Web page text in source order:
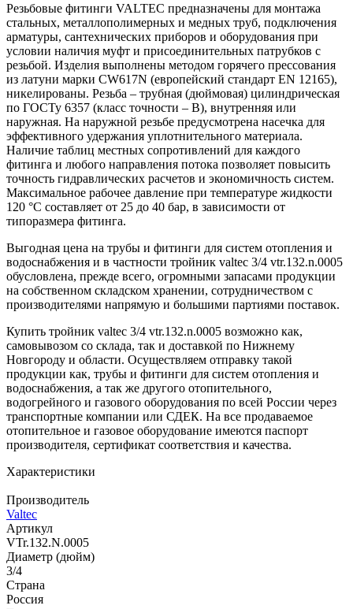
Резьбовые фитинги VALTEC предназначены для монтажа
стальных, металлополимерных и медных труб, подключения
арматуры, сантехнических приборов и оборудования при
условии наличия муфт и присоединительных патрубков с
резьбой. Изделия выполнены методом горячего прессования
из латуни марки CW617N (европейский стандарт EN 12165),
никелированы. Резьба – трубная (дюймовая) цилиндрическая
по ГОСТу 6357 (класс точности – В), внутренняя или
наружная. На наружной резьбе предусмотрена насечка для
эффективного удержания уплотнительного материала.
Наличие таблиц местных сопротивлений для каждого
фитинга и любого направления потока позволяет повысить
точность гидравлических расчетов и экономичность систем.
Максимальное рабочее давление при температуре жидкости
120 °С составляет от 25 до 40 бар, в зависимости от
типоразмера фитинга.
Выгодная цена на трубы и фитинги для систем отопления и
водоснабжения и в частности тройник valtec 3/4 vtr.132.n.0005
обусловлена, прежде всего, огромными запасами продукции
на собственном складском хранении, сотрудничеством с
производителями напрямую и большими партиями поставок.
Купить тройник valtec 3/4 vtr.132.n.0005 возможно как,
самовывозом со склада, так и доставкой по Нижнему
Новгороду и области. Осуществляем отправку такой
продукции как, трубы и фитинги для систем отопления и
водоснабжения, а так же другого отопительного,
водогрейного и газового оборудования по всей России через
транспортные компании или СДЕК. На все продаваемое
отопительное и газовое оборудование имеются паспорт
производителя, сертификат соответствия и качества.
Характеристики
Производитель
Valtec
Артикул
VTr.132.N.0005
Диаметр (дюйм)
3/4
Страна
Россия